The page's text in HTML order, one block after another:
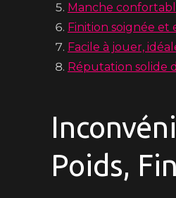
Manche
Finition soignée
Facile à jouer,
Réputation solide
Poids,